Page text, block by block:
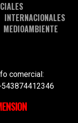
INTERNACIONALES
MEDIOAMBIENTE
comercial: